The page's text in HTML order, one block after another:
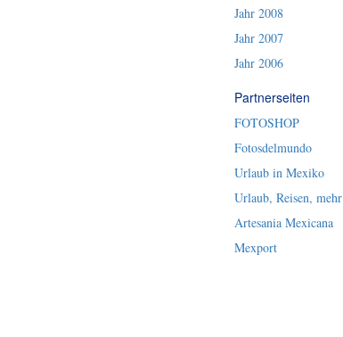
Jahr 2008
Jahr 2007
Jahr 2006
Partnerseiten
FOTOSHOP
Fotosdelmundo
Urlaub in Mexiko
Urlaub, Reisen, mehr
Artesania Mexicana
Mexport